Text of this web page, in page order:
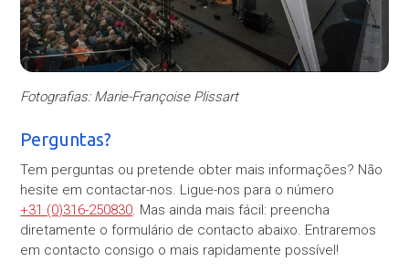
Fotografias: Marie-Françoise Plissart
Perguntas?
Tem perguntas ou pretende obter mais informações? Não
hesite em contactar-nos. Ligue-nos para o número
+31 (0)316-250830. Mas ainda mais fácil: preencha
diretamente o formulário de contacto abaixo. Entraremos
em contacto consigo o mais rapidamente possível!